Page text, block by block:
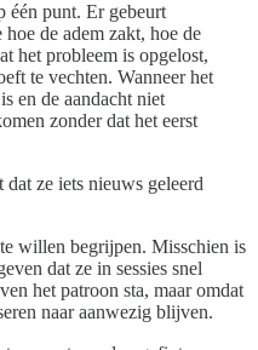
één punt. Er gebeurt
de adem zakt, hoe de
het probleem is opgelost,
te vechten. Wanneer het
en de aandacht niet
zonder dat het eerst
dat ze iets nieuws geleerd
willen begrijpen. Misschien is
dat ze in sessies snel
het patroon sta, maar omdat
naar aanwezig blijven.